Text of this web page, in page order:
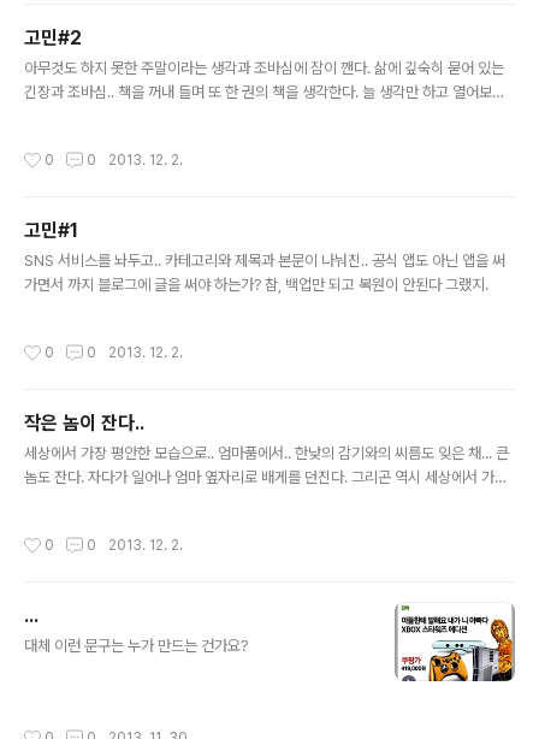
같은 일종의 공포심마저 느끼는 상태다. 심하면 그리워지기까지 하여 이런 기분을 이
해해 달라는 차원에서 자신이 사랑한 것만큼 상대..
고민#2
아무것도 하지 못한 주말이라는 생각과 조바심에 잠이 깬다. 삶에 깊숙히 묻어 있는
긴장과 조바심.. 책을 꺼내 들며 또 한 권의 책을 생각한다. 늘 생각만 하고 열어보지
0 0 2013. 12. 2.
고민#1
SNS 서비스를 놔두고.. 카테고리와 제목과 본문이 나눠진.. 공식 앱도 아닌 앱을 써
가면서 까지 블로그에 글을 써야 하는가? 참, 백업만 되고 복원이 안된다 그랬지.
0 0 2013. 12. 2.
작은 놈이 잔다..
세상에서 가장 평안한 모습으로.. 엄마품에서.. 한낮의 감기와의 씨름도 잊은 채... 큰
놈도 잔다. 자다가 일어나 엄마 옆자리로 배게를 던진다. 그리곤 역시 세상에서 가장
0 0 2013. 12. 2.
...
대체 이런 문구는 누가 만드는 건가요?